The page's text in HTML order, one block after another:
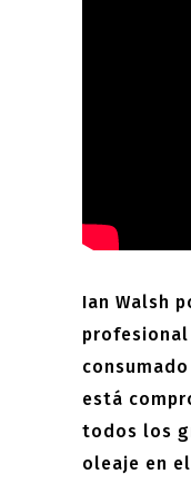
Ian Walsh
está
todos los
oleaje en